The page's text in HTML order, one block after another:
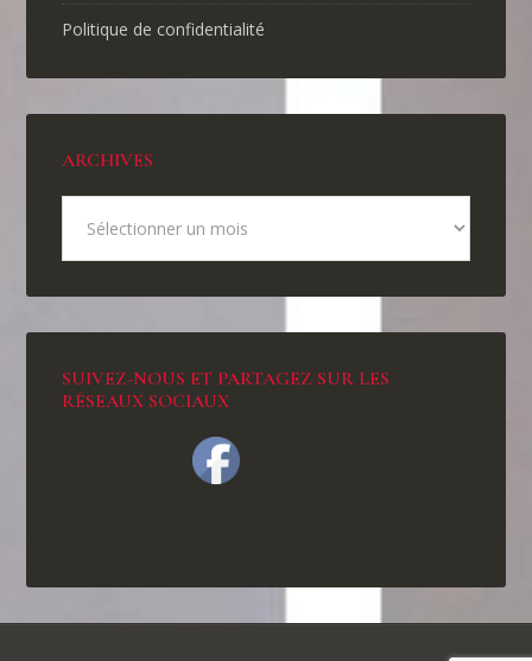
Politique de confidentialité
ARCHIVES
SUIVEZ-NOUS ET PARTAGEZ SUR LES
RÉSEAUX SOCIAUX